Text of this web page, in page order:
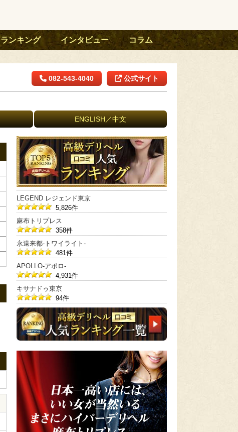
ランキング インタビュー コラム
公式サイト
082-543-4040
ENGLISH／中文
LEGEND レジェンド東京
5,826件
麻布トリプレス
358件
永遠来都-トワイライト-
481件
APOLLO-アポロ-
4,931件
キサナドゥ東京
94件